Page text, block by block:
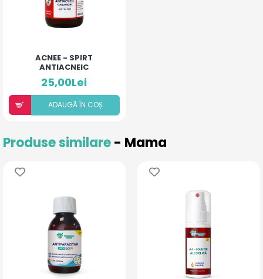
ACNEE - SPIRT
ANTIACNEIC
25,00Lei
ADAUGÃ ÎN COȘ
Produse similare- Mama